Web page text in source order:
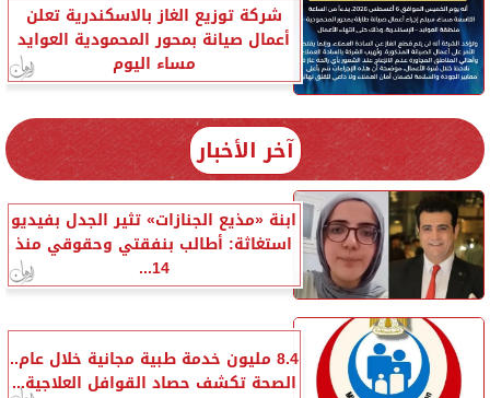
شركة توزيع الغاز بالاسكندرية تعلن
أعمال صيانة بمحور المحمودية العوايد
مساء اليوم
آخر الأخبار
ابنة «مذيع الجنازات» تثير الجدل بفيديو
استغاثة: أطالب بنفقتي وحقوقي منذ
14...
8.4 مليون خدمة طبية مجانية خلال عام..
الصحة تكشف حصاد القوافل العلاجية...